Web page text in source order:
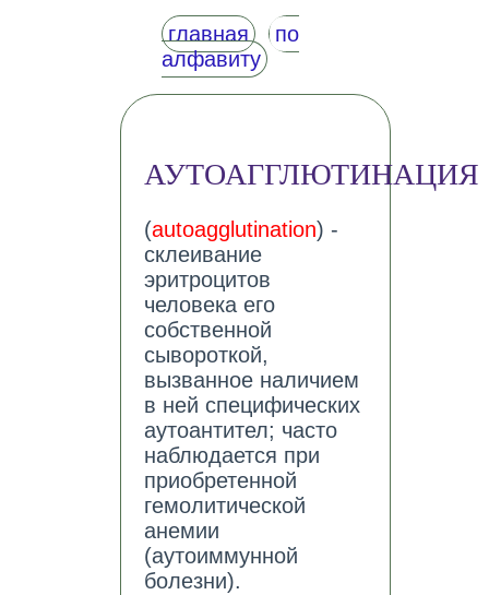
главная
по
алфавиту
АУТОАГГЛЮТИНАЦИЯ
(autoagglutination) -
склеивание
эритроцитов
человека его
собственной
сывороткой,
вызванное наличием
в ней специфических
аутоантител; часто
наблюдается при
приобретенной
гемолитической
анемии
(аутоиммунной
болезни).